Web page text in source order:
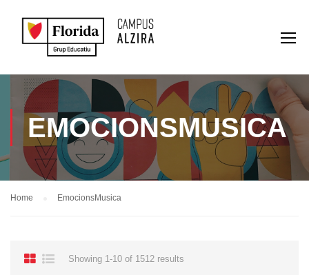
EMOCIONSMUSICA
Home EmocionsMusica
Showing 1-10 of 1512 results